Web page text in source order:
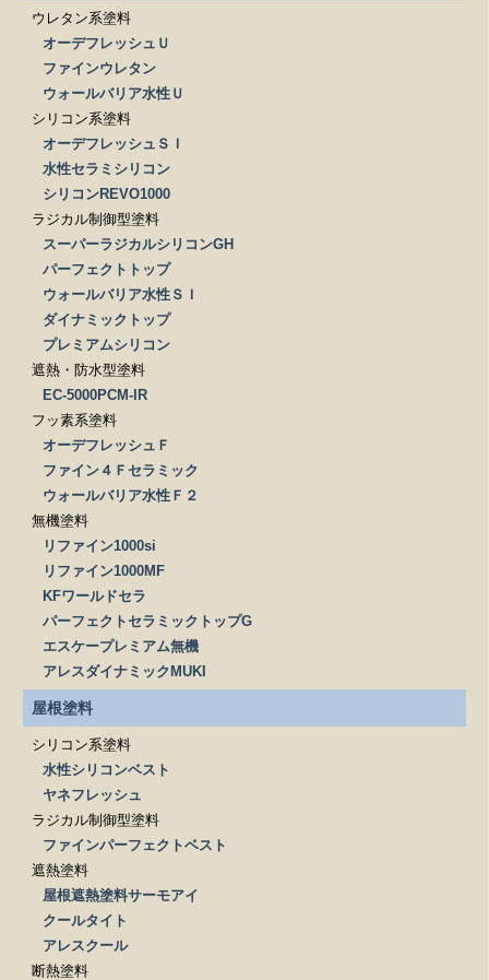
ウレタン系塗料
オーデフレッシュＵ
ファインウレタン
ウォールバリア水性Ｕ
シリコン系塗料
オーデフレッシュＳＩ
水性セラミシリコン
シリコンREVO1000
ラジカル制御型塗料
スーパーラジカルシリコンGH
パーフェクトトップ
ウォールバリア水性ＳＩ
ダイナミックトップ
プレミアムシリコン
遮熱・防水型塗料
EC-5000PCM-IR
フッ素系塗料
オーデフレッシュＦ
ファイン４Ｆセラミック
ウォールバリア水性Ｆ２
無機塗料
リファイン1000si
リファイン1000MF
KFワールドセラ
パーフェクトセラミックトップG
エスケープレミアム無機
アレスダイナミックMUKI
屋根塗料
シリコン系塗料
水性シリコンベスト
ヤネフレッシュ
ラジカル制御型塗料
ファインパーフェクトベスト
遮熱塗料
屋根遮熱塗料サーモアイ
クールタイト
アレスクール
断熱塗料